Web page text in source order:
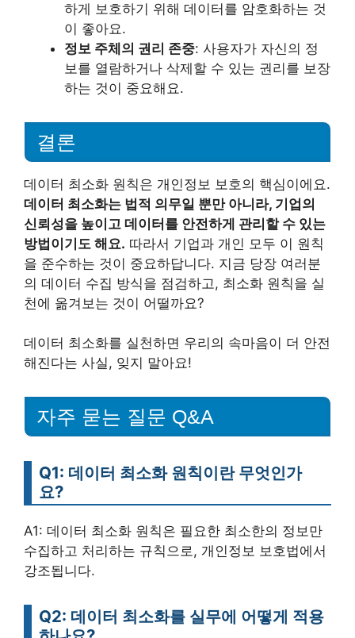
하게 보호하기 위해 데이터를 암호화하는 것
이 좋아요.
정보 주체의 권리 존중: 사용자가 자신의 정
보를 열람하거나 삭제할 수 있는 권리를 보장
하는 것이 중요해요.
결론
데이터 최소화 원칙은 개인정보 보호의 핵심이에요.
데이터 최소화는 법적 의무일 뿐만 아니라, 기업의
신뢰성을 높이고 데이터를 안전하게 관리할 수 있는
방법이기도 해요. 따라서 기업과 개인 모두 이 원칙
을 준수하는 것이 중요하답니다. 지금 당장 여러분
의 데이터 수집 방식을 점검하고, 최소화 원칙을 실
천에 옮겨보는 것이 어떨까요?
데이터 최소화를 실천하면 우리의 속마음이 더 안전
해진다는 사실, 잊지 말아요!
자주 묻는 질문 Q&A
Q1: 데이터 최소화 원칙이란 무엇인가
요?
A1: 데이터 최소화 원칙은 필요한 최소한의 정보만
수집하고 처리하는 규칙으로, 개인정보 보호법에서
강조됩니다.
Q2: 데이터 최소화를 실무에 어떻게 적용